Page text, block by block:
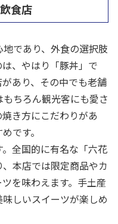
食店
であり、外食の選択肢
、やはり「豚丼」で
あり、その中でも老舗
ちろん観光客にも愛さ
き方にこだわりがあ
です。
全国的に有名な「六花
本店では限定商品やカ
を味わえます。手土産
しいスイーツが楽しめ